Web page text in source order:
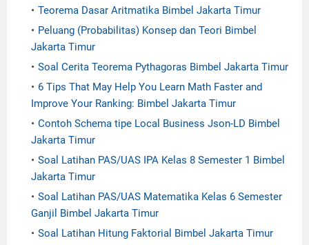
Teorema Dasar Aritmatika Bimbel Jakarta Timur
Peluang (Probabilitas) Konsep dan Teori Bimbel
Jakarta Timur
Soal Cerita Teorema Pythagoras Bimbel Jakarta Timur
6 Tips That May Help You Learn Math Faster and
Improve Your Ranking: Bimbel Jakarta Timur
Contoh Schema tipe Local Business Json-LD Bimbel
Jakarta Timur
Soal Latihan PAS/UAS IPA Kelas 8 Semester 1 Bimbel
Jakarta Timur
Soal Latihan PAS/UAS Matematika Kelas 6 Semester
Ganjil Bimbel Jakarta Timur
Soal Latihan Hitung Faktorial Bimbel Jakarta Timur